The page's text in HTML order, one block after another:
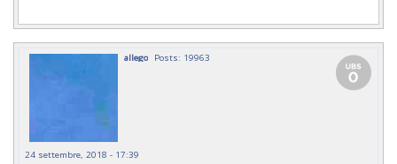
allego Posts: 19963
24 settembre, 2018 - 17:39